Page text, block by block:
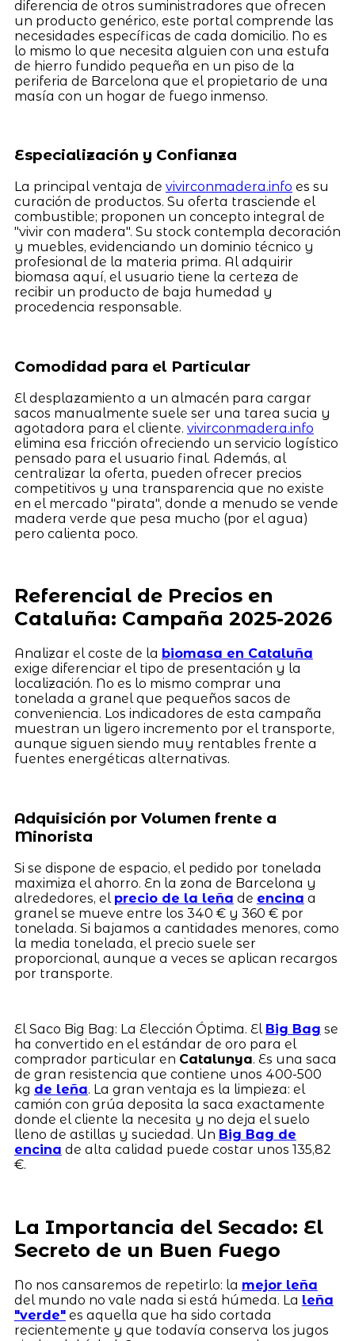
diferencia de otros suministradores que ofrecen
un producto genérico, este portal comprende las
necesidades específicas de cada domicilio. No es
lo mismo lo que necesita alguien con una estufa
de hierro fundido pequeña en un piso de la
periferia de Barcelona que el propietario de una
masía con un hogar de fuego inmenso.
Especialización y Confianza
La principal ventaja de vivirconmadera.info es su
curación de productos. Su oferta trasciende el
combustible; proponen un concepto integral de
"vivir con madera". Su stock contempla decoración
y muebles, evidenciando un dominio técnico y
profesional de la materia prima. Al adquirir
biomasa aquí, el usuario tiene la certeza de
recibir un producto de baja humedad y
procedencia responsable.
Comodidad para el Particular
El desplazamiento a un almacén para cargar
sacos manualmente suele ser una tarea sucia y
agotadora para el cliente. vivirconmadera.info
elimina esa fricción ofreciendo un servicio logístico
pensado para el usuario final. Además, al
centralizar la oferta, pueden ofrecer precios
competitivos y una transparencia que no existe
en el mercado "pirata", donde a menudo se vende
madera verde que pesa mucho (por el agua)
pero calienta poco.
Referencial de Precios en
Cataluña: Campaña 2025-2026
Analizar el coste de la biomasa en Cataluña
exige diferenciar el tipo de presentación y la
localización. No es lo mismo comprar una
tonelada a granel que pequeños sacos de
conveniencia. Los indicadores de esta campaña
muestran un ligero incremento por el transporte,
aunque siguen siendo muy rentables frente a
fuentes energéticas alternativas.
Adquisición por Volumen frente a
Minorista
Si se dispone de espacio, el pedido por tonelada
maximiza el ahorro. En la zona de Barcelona y
alrededores, el precio de la leña de encina a
granel se mueve entre los 340 € y 360 € por
tonelada. Si bajamos a cantidades menores, como
la media tonelada, el precio suele ser
proporcional, aunque a veces se aplican recargos
por transporte.
El Saco Big Bag: La Elección Óptima. El Big Bag se
ha convertido en el estándar de oro para el
comprador particular en Catalunya. Es una saca
de gran resistencia que contiene unos 400-500
kg de leña. La gran ventaja es la limpieza: el
camión con grúa deposita la saca exactamente
donde el cliente la necesita y no deja el suelo
lleno de astillas y suciedad. Un Big Bag de
encina de alta calidad puede costar unos 135,82
€.
La Importancia del Secado: El
Secreto de un Buen Fuego
No nos cansaremos de repetirlo: la mejor leña
del mundo no vale nada si está húmeda. La leña
"verde"es aquella que ha sido cortada
recientemente y que todavía conserva los jugos